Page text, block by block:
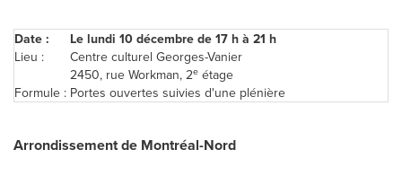
Date :
Le lundi 10 décembre de 17 h à 21 h
Lieu :
Centre culturel Georges-Vanier
2450, rue Workman, 2e étage
Formule : Portes ouvertes suivies d'une plénière
Arrondissement de Montréal-Nord